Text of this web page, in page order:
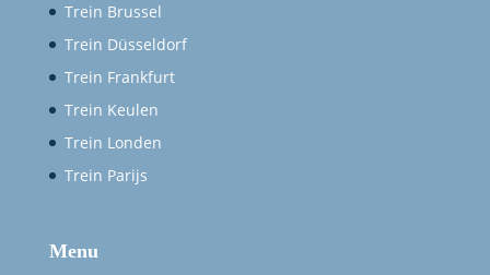
Trein Brussel
Trein Düsseldorf
Trein Frankfurt
Trein Keulen
Trein Londen
Trein Parijs
Menu